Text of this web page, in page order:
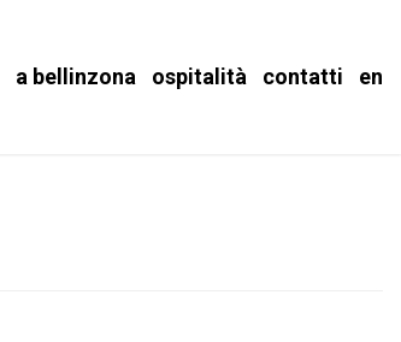
a bellinzona ospitalità contatti en